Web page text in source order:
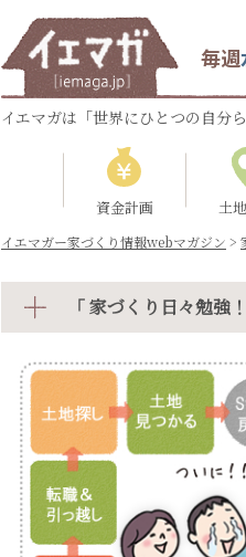
毎週
イエマガは「世界にひとつの自分
資金計画 土
イエマガー家づくり情報webマガジン >
「 家づくり日々勉強